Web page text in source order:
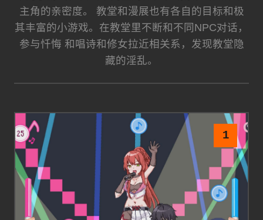
主角的亲密度。 教堂和漫展也有各自的目标和极
其丰富的小游戏。在教堂里不断和不同NPC对话，
参与忏悔 和唱诗和修女拉近相关系，发现教堂隐
藏的淫乱。
1